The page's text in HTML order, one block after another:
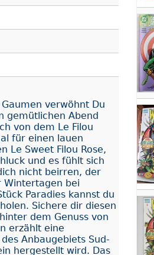
verwöhnt Du
gemütlichen Abend
von dem Le Filou
für einen lauen
Le Sweet Filou Rose,
und es fühlt sich
nicht beirren, der
Wintertagen bei
Paradies kannst du
Sichere dir diesen
dem Genuss von
erzählt eine
Anbaugebiets Sud-
hergestellt wird. Das